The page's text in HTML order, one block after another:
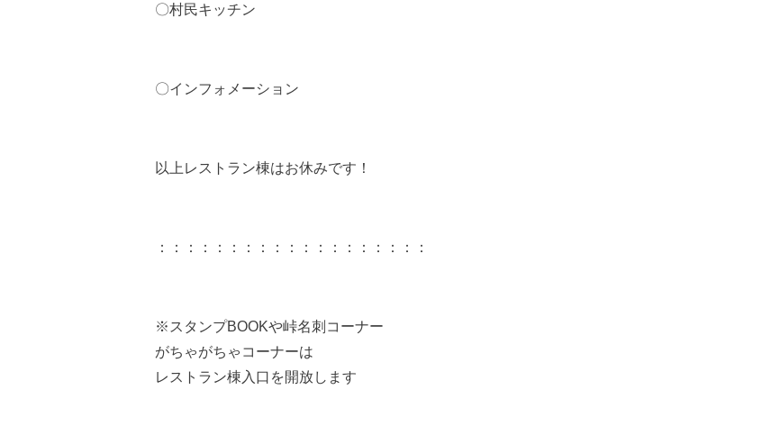
〇村民キッチン
〇インフォメーション
以上レストラン棟はお休みです！
：：：：：：：：：：：：：：：：：：：
※スタンプBOOKや峠名刺コーナー
がちゃがちゃコーナーは
レストラン棟入口を開放します